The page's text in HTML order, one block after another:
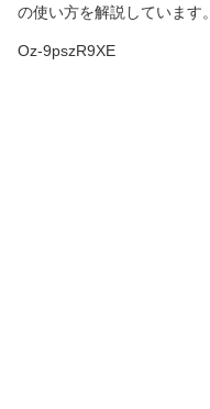
の使い方を解説しています。
Oz-9pszR9XE